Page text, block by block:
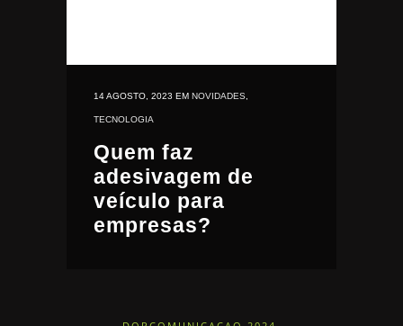
14 AGOSTO, 2023 EM NOVIDADES
TECNOLOGIA
Quem faz
adesivagem de
veículo para
empresas?